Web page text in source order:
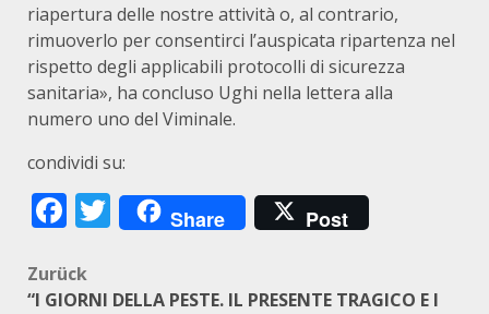
riapertura delle nostre attività o, al contrario,
rimuoverlo per consentirci l’auspicata ripartenza nel
rispetto degli applicabili protocolli di sicurezza
sanitaria», ha concluso Ughi nella lettera alla
numero uno del Viminale.
condividi su:
Facebook
Twitter
Share Post
Beitragsnavigation
Zurück
“I GIORNI DELLA PESTE. IL PRESENTE TRAGICO E I